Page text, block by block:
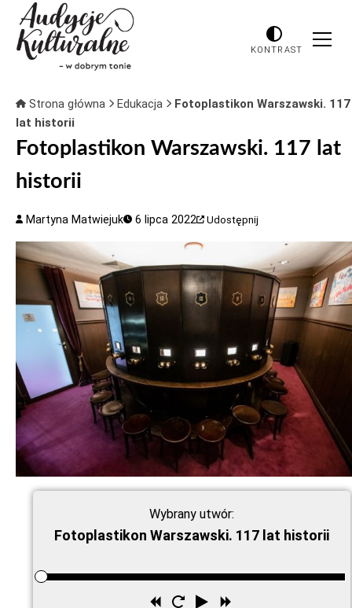
KONTRAST
Strona główna Edukacja
Fotoplastikon Warszawski. 117
lat historii
Fotoplastikon Warszawski. 117 lat
historii
Martyna Matwiejuk 6 lipca 2022 Udostępnij
Wybrany utwór:
Fotoplastikon Warszawski. 117 lat historii
Odtwórz
Uruchom
Przewiń